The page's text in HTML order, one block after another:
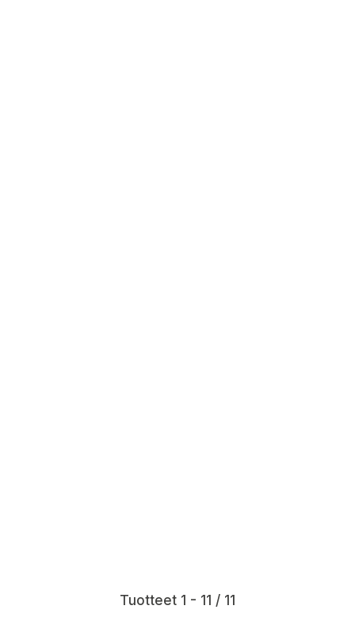
Tuotteet 1 - 11 / 11